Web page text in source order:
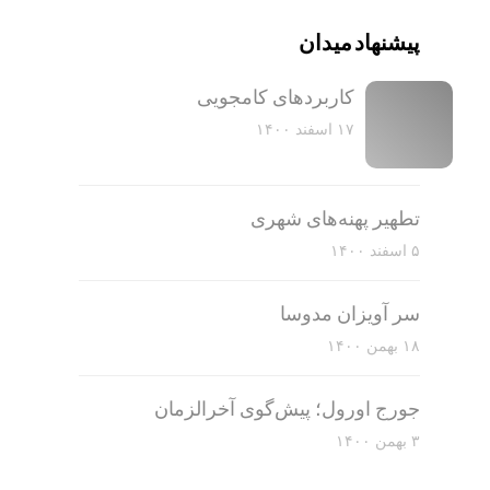
پیشنهاد میدان
کاربرد‌های کامجویی
۱۷ اسفند ۱۴۰۰
تطهیر پهنه‌های شهری
۵ اسفند ۱۴۰۰
سر آویزان مدوسا
۱۸ بهمن ۱۴۰۰
جورج اورول؛ پیش‌گوی آخرالزمان
۳ بهمن ۱۴۰۰